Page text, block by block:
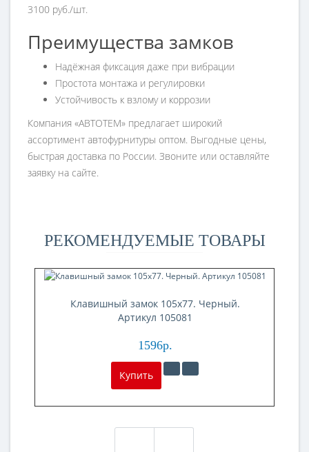
3100 руб./шт.
Преимущества замков
Надёжная фиксация даже при вибрации
Простота монтажа и регулировки
Устойчивость к взлому и коррозии
Компания «АВТОТЕМ» предлагает широкий
ассортимент автофурнитуры оптом. Выгодные цены,
быстрая доставка по России. Звоните или оставляйте
заявку на сайте.
РЕКОМЕНДУЕМЫЕ ТОВАРЫ
Клавишный замок 105x77. Черный.
Артикул 105081
1596р.
Купить